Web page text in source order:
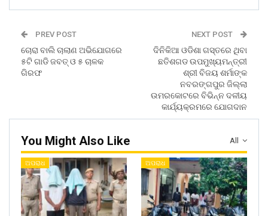
PREV POST
ଚୋରା ବାଲି ଚାଲାଣ ଅଭିଯୋଗରେ
୫ଟି ଗାଡି ଜବତ୍ ଓ ୫ ଚାଳକ
ଗିରଫ
NEXT POST
ଦିନିକିଆ ଓଡିଶା ଗସ୍ତରେ ଥିବା
ଛତିଶଗଡ ଉପମୁଖ୍ୟମନ୍ତ୍ରୀ
ଶ୍ରୀ ବିଜୟ ଶର୍ମାଙ୍କ
ନବରଙ୍ଗପୁର ଜିଲ୍ଲା
ଉମରକୋଟରେ ବିଭିନ୍ନ ଦଳୀୟ
କାର୍ଯ୍ୟକ୍ରମରେ ଯୋଗଦାନ
All
You Might Also Like
ଅପରାଧ ଅପରାଧ